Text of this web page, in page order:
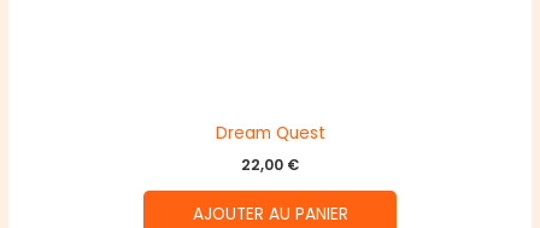
Dream Quest
22,00 €
AJOUTER AU PANIER